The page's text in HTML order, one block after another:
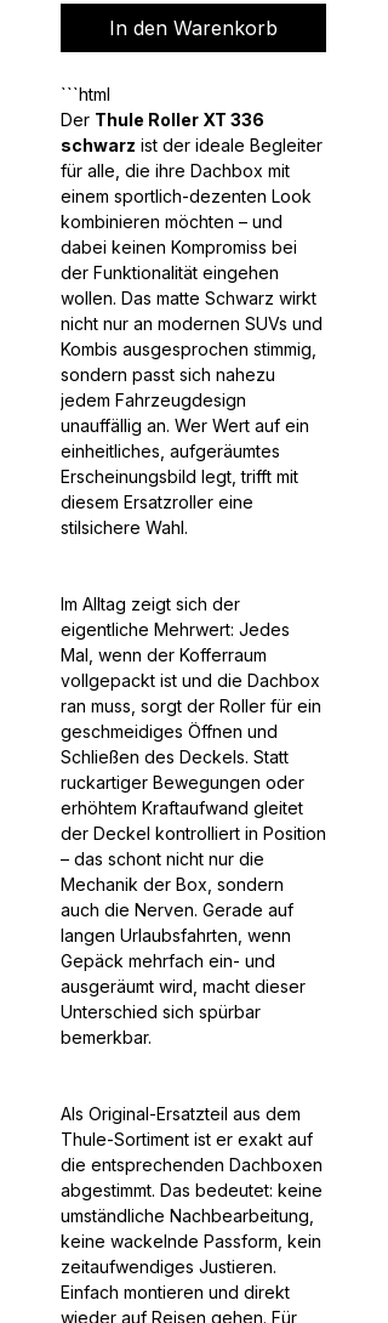
In den Warenkorb
Der Thule Roller XT 336
schwarz ist der ideale Begleiter
für alle, die ihre Dachbox mit
einem sportlich-dezenten Look
kombinieren möchten – und
dabei keinen Kompromiss bei
der Funktionalität eingehen
wollen. Das matte Schwarz wirkt
nicht nur an modernen SUVs und
Kombis ausgesprochen stimmig,
sondern passt sich nahezu
jedem Fahrzeugdesign
unauffällig an. Wer Wert auf ein
einheitliches, aufgeräumtes
Erscheinungsbild legt, trifft mit
diesem Ersatzroller eine
stilsichere Wahl.
Im Alltag zeigt sich der
eigentliche Mehrwert: Jedes
Mal, wenn der Kofferraum
vollgepackt ist und die Dachbox
ran muss, sorgt der Roller für ein
geschmeidiges Öffnen und
Schließen des Deckels. Statt
ruckartiger Bewegungen oder
erhöhtem Kraftaufwand gleitet
der Deckel kontrolliert in Position
– das schont nicht nur die
Mechanik der Box, sondern
auch die Nerven. Gerade auf
langen Urlaubsfahrten, wenn
Gepäck mehrfach ein- und
ausgeräumt wird, macht dieser
Unterschied sich spürbar
bemerkbar.
Als Original-Ersatzteil aus dem
Thule-Sortiment ist er exakt auf
die entsprechenden Dachboxen
abgestimmt. Das bedeutet: keine
umständliche Nachbearbeitung,
keine wackelnde Passform, kein
zeitaufwendiges Justieren.
Einfach montieren und direkt
wieder auf Reisen gehen. Für